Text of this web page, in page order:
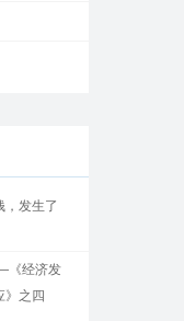
，发生了
《经济发
》之四